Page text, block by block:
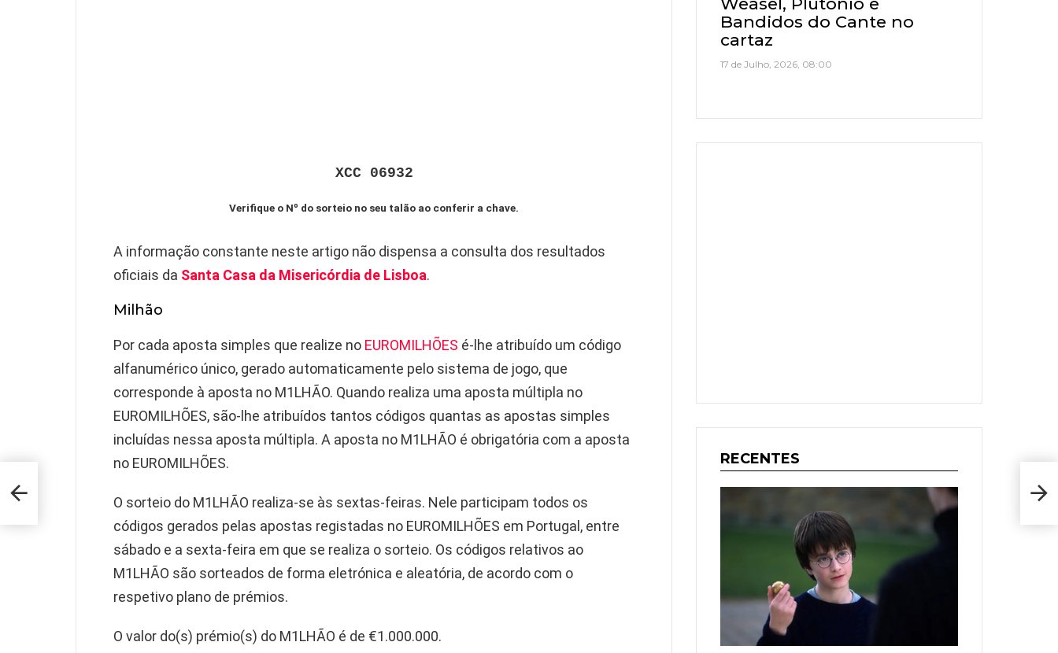
XCC 06932
Verifique o Nº do sorteio no seu talão ao conferir a chave.
A informação constante neste artigo não dispensa a consulta dos resultados
oficiais da Santa Casa da Misericórdia de Lisboa.
Milhão
Por cada aposta simples que realize no EUROMILHÕES é-lhe atribuído um código
alfanumérico único, gerado automaticamente pelo sistema de jogo, que
corresponde à aposta no M1LHÃO. Quando realiza uma aposta múltipla no
EUROMILHÕES, são-lhe atribuídos tantos códigos quantas as apostas simples
incluídas nessa aposta múltipla. A aposta no M1LHÃO é obrigatória com a aposta
no EUROMILHÕES.
O sorteio do M1LHÃO realiza-se às sextas-feiras. Nele participam todos os
códigos gerados pelas apostas registadas no EUROMILHÕES em Portugal, entre
sábado e a sexta-feira em que se realiza o sorteio. Os códigos relativos ao
M1LHÃO são sorteados de forma eletrónica e aleatória, de acordo com o
respetivo plano de prémios.
O valor do(s) prémio(s) do M1LHÃO é de €1.000.000.
Bandidos do Cante no
cartaz
17 de Julho, 2026, 08:00
RECENTES